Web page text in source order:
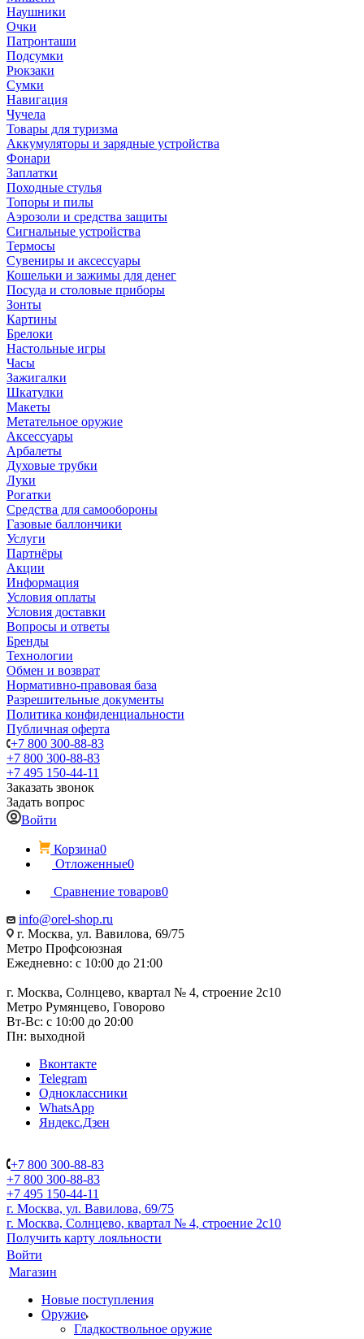
Наушники
Очки
Патронташи
Подсумки
Рюкзаки
Сумки
Навигация
Чучела
Товары для туризма
Аккумуляторы и зарядные устройства
Фонари
Заплатки
Походные стулья
Топоры и пилы
Аэрозоли и средства защиты
Сигнальные устройства
Термосы
Сувениры и аксессуары
Кошельки и зажимы для денег
Посуда и столовые приборы
Зонты
Картины
Брелоки
Настольные игры
Часы
Зажигалки
Шкатулки
Макеты
Метательное оружие
Аксессуары
Арбалеты
Духовые трубки
Луки
Рогатки
Средства для самообороны
Газовые баллончики
Услуги
Партнёры
Акции
Информация
Условия оплаты
Условия доставки
Вопросы и ответы
Бренды
Технологии
Обмен и возврат
Нормативно-правовая база
Разрешительные документы
Политика конфиденциальности
Публичная оферта
+7 800 300-88-83
+7 800 300-88-83
+7 495 150-44-11
Заказать звонок
Задать вопрос
Войти
Корзина0
Отложенные0
Сравнение товаров0
info@orel-shop.ru
г. Москва, ул. Вавилова, 69/75
Метро Профсоюзная
Ежедневно: с 10:00 до 21:00
г. Москва, Солнцево, квартал № 4, строение 2с10
Метро Румянцево, Говорово
Вт-Вс: с 10:00 до 20:00
Пн: выходной
Вконтакте
Telegram
Одноклассники
WhatsApp
Яндекс.Дзен
+7 800 300-88-83
+7 800 300-88-83
+7 495 150-44-11
г. Москва, ул. Вавилова, 69/75
г. Москва, Солнцево, квартал № 4, строение 2с10
Получить карту лояльности
Войти
Магазин
Новые поступления
Оружие
Гладкоствольное оружие